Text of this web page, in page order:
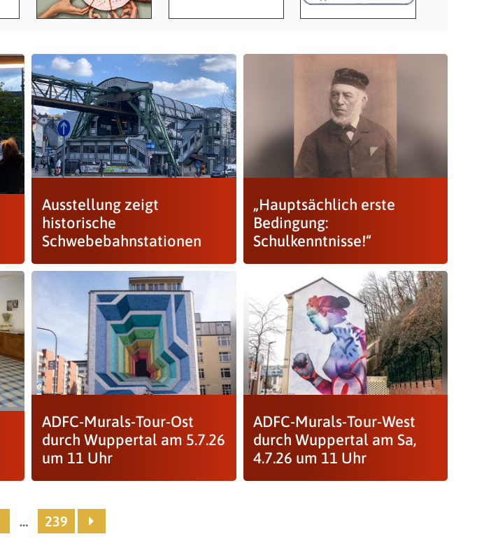
Ausstellung zeigt
historische
Schwebebahnstationen
„Hauptsächlich erste
Bedingung:
Schulkenntnisse!“
ADFC-Murals-Tour-Ost
durch Wuppertal am 5.7.26
um 11 Uhr
ADFC-Murals-Tour-West
durch Wuppertal am Sa,
4.7.26 um 11 Uhr
… 239